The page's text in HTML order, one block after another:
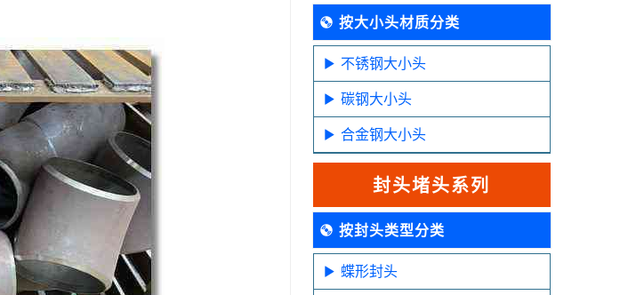
按大小头材质分类
不锈钢大小头
碳钢大小头
合金钢大小头
封头堵头系列
按封头类型分类
蝶形封头